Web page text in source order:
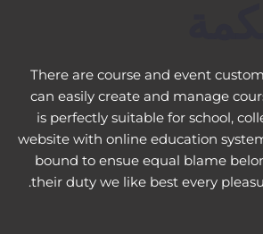
There are course and event
can easily create and manage
is perfectly suitable for school,
website with online education
bound to ensue equal blame
their duty we like best every